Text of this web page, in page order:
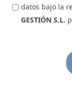
datos bajo la
GESTIÓN S.L.